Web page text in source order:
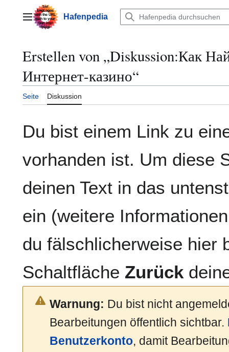
springenHauptmenüHafenpedia
Erstellen von „Diskussion:Как
Интернет-казино“
Seite Diskussion
Du bist einem Link zu
vorhanden ist. Um diese
deinen Text in das
ein (weitere
du fälschlicherweise hier
Schaltfläche Zurück
Warnung: Du bist nicht
Bearbeitungen öffentlich sichtbar.
Benutzerkonto, damit